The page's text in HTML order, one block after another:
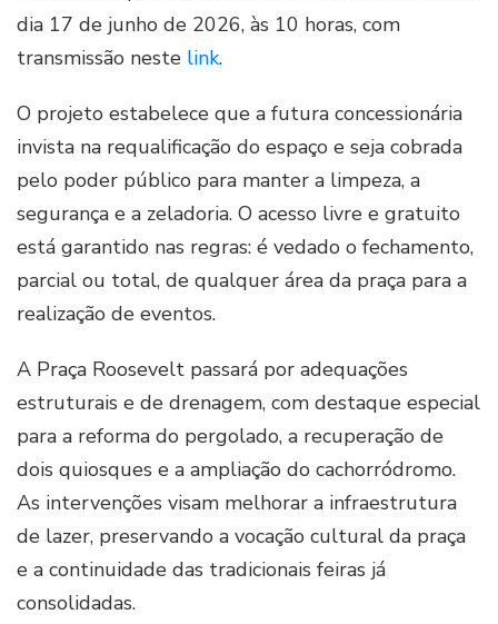
dia 17 de junho de 2026, às 10 horas, com
transmissão neste link.
O projeto estabelece que a futura concessionária
invista na requalificação do espaço e seja cobrada
pelo poder público para manter a limpeza, a
segurança e a zeladoria. O acesso livre e gratuito
está garantido nas regras: é vedado o fechamento,
parcial ou total, de qualquer área da praça para a
realização de eventos.
A Praça Roosevelt passará por adequações
estruturais e de drenagem, com destaque especial
para a reforma do pergolado, a recuperação de
dois quiosques e a ampliação do cachorródromo.
As intervenções visam melhorar a infraestrutura
de lazer, preservando a vocação cultural da praça
e a continuidade das tradicionais feiras já
consolidadas.